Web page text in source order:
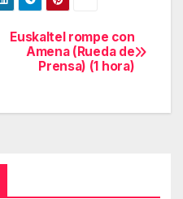
Euskaltel rompe con
Amena (Rueda de
Prensa) (1 hora)